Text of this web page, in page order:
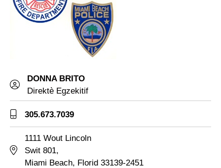
DONNA BRITO
Direktè Egzekitif
305.673.7039
1111 Wout Lincoln
Swit 801,
Miami Beach, Florid 33139-2451